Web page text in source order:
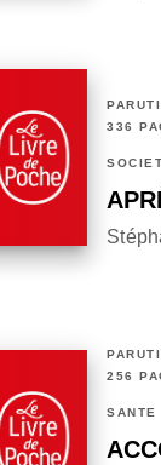
336
256
SANTÉ